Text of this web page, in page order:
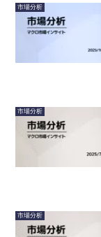
市場分析
市場分析
市場分析